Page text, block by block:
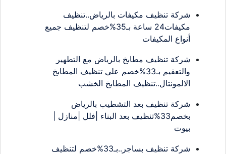
شركة تنظيف مكيفات بالرياض..تنظيف
مكيفات24 ساعة بـ35%خصم لتنظيف جميع
أنواع المكيفات
شركة تنظيف مطابخ بالرياض مع التطهير
والتعقيم بـ33%خصم علي تنظيف المطابخ
الالمونتال..تنظيف المطابخ الخشب
شركة تنظيف بعد التشطيب بالرياض
بخصم33%تنظيف بعد البناء |فلل |منازل |
بيوت
شركة تنظيف بساجر..بـ33%خصم لتنظيف